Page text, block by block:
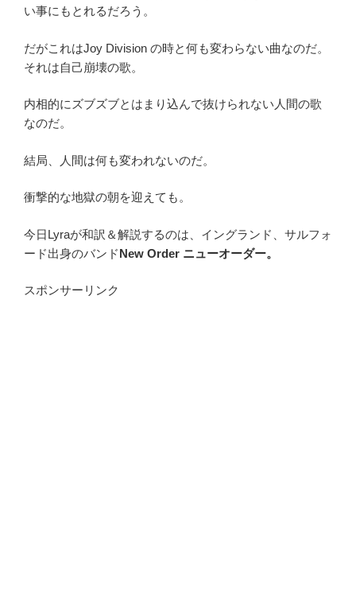
い事にもとれるだろう。
だがこれはJoy Division の時と何も変わらない曲なのだ。
それは自己崩壊の歌。
内相的にズブズブとはまり込んで抜けられない人間の歌
なのだ。
結局、人間は何も変われないのだ。
衝撃的な地獄の朝を迎えても。
今日Lyraが和訳＆解説するのは、イングランド、サルフォ
ード出身のバンドNew Order ニューオーダー。
スポンサーリンク